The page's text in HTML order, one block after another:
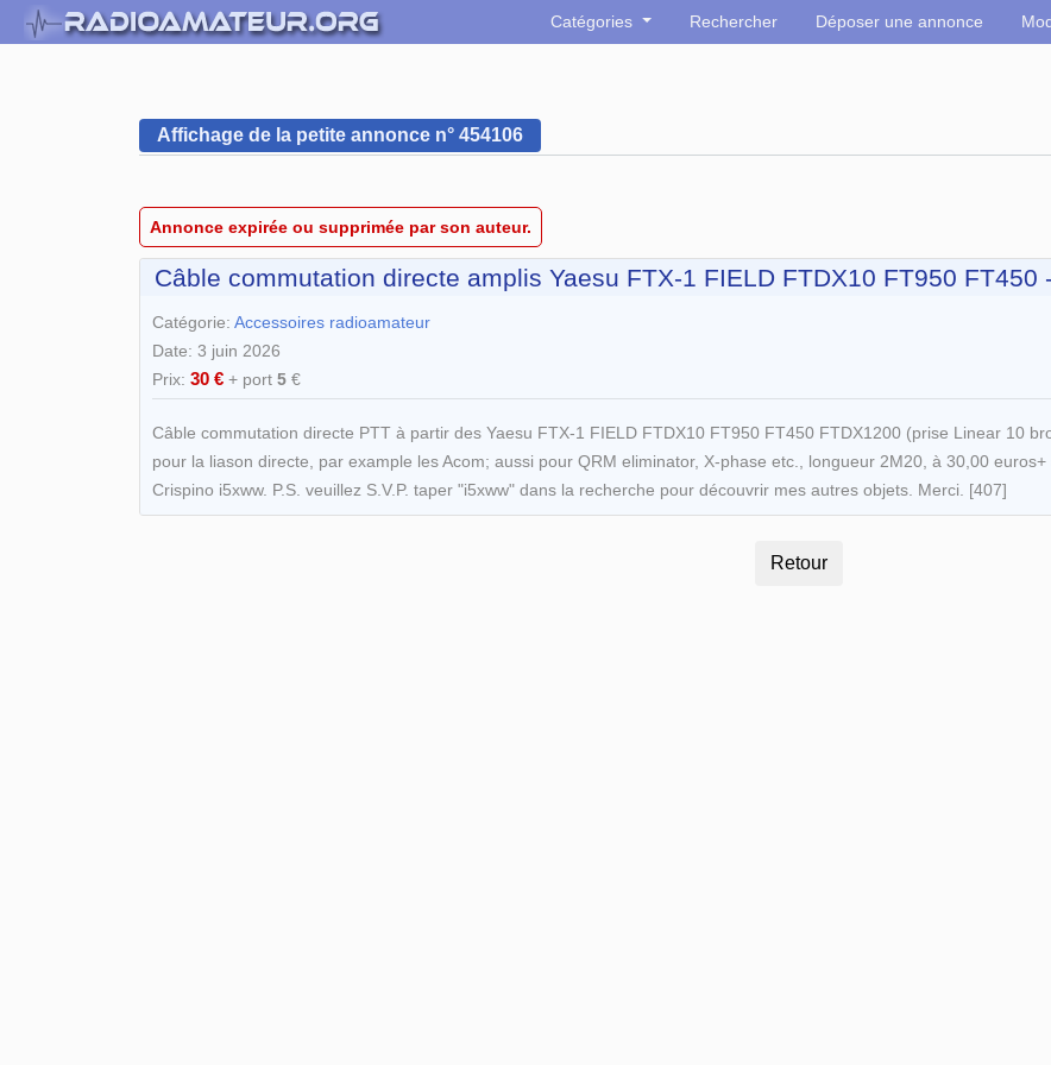
Catégories Rechercher Déposer une annonce
Affichage de la petite annonce n° 454106
Annonce expirée ou supprimée par son auteur.
Câble commutation directe amplis Yaesu FTX-1 FIELD FTDX10 FT950 FT450
Catégorie: Accessoires radioamateur
Date: 3 juin 2026
Prix: 30 € + port 5€
Câble commutation directe PTT à partir des Yaesu FTX-1 FIELD FTDX10 FT950 FT450 FTDX1200 (prise Linear 10
pour la liason directe, par example les Acom; aussi pour QRM eliminator, X-phase etc., longueur 2M20, à 30,00
Crispino i5xww. P.S. veuillez S.V.P. taper "i5xww" dans la recherche pour découvrir mes autres objets. Merci. [407]